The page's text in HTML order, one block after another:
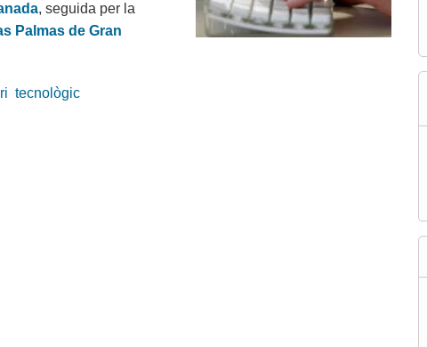
, seguida per la
Palmas de Gran
tecnològic